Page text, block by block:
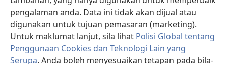
pengalaman anda. Data ini tidak akan dijual atau
digunakan untuk tujuan pemasaran (marketing).
Untuk maklumat lanjut, sila lihat Polisi Global tentang
Penggunaan Cookies dan Teknologi Lain yang
Serupa. Anda boleh menyesuaikan tetapan pada bila-
Watchtower Library®